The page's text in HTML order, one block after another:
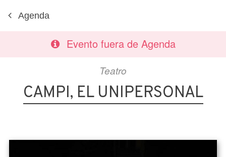
Agenda
Evento fuera de Agenda
Teatro
CAMPI, EL UNIPERSONAL